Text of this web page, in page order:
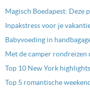
Magisch Boedapest: Deze
Inpakstress voor je
Babyvoeding in
Met de camper rondreizen
Top 10 New York highlights
Top 5 romantische